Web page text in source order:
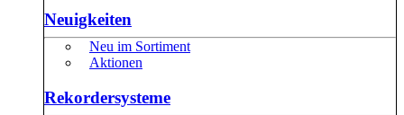
Neuigkeiten
Neu im Sortiment
Aktionen
Rekordersysteme